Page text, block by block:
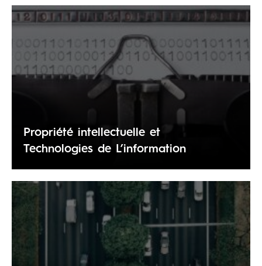
Propriété intellectuelle et
Technologies de L’information